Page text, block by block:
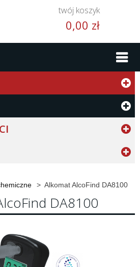
twój koszyk
0,00 zł
> Alkomat AlcoFind DA8100
DA8100